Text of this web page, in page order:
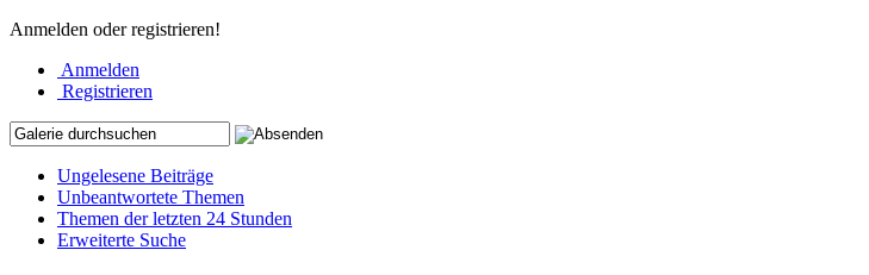
Anmelden oder registrieren!
Anmelden
Registrieren
Ungelesene Beiträge
Unbeantwortete Themen
Themen der letzten 24 Stunden
Erweiterte Suche